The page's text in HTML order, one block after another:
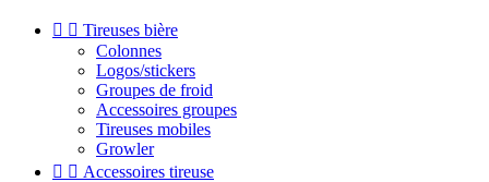
  Tireuses bière
Colonnes
Logos/stickers
Groupes de froid
Accessoires groupes
Tireuses mobiles
Growler
  Accessoires tireuse